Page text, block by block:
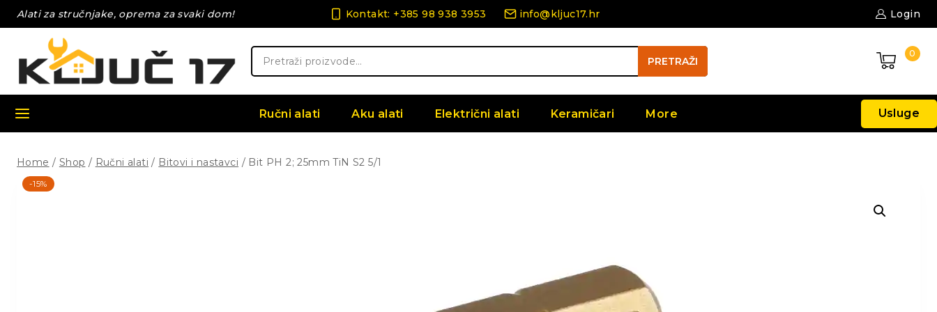
Alati za stručnjake, oprema za svaki dom! Kontakt: +385 98 938 3953 info@kljuc17.hr Login
Pretraži:
PRETRAŽI
0
Ručni alati Aku alati Električni alati Keramičari More Usluge
Home / Shop / Ručni alati / Bitovi i nastavci / Bit PH 2; 25mm TiN S2 5/1
-15%